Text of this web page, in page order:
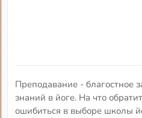
Преподавание - благостное
знаний в йоге. На что
ошибиться в выборе школы